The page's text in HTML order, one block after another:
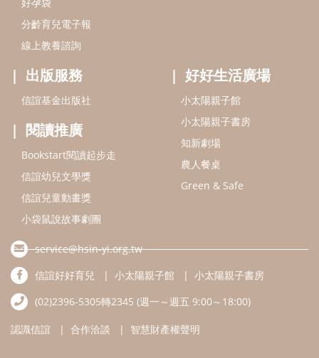
分齡育兒電子報
線上教養諮詢
出版服務
信誼基金出版社
閱讀推廣
Bookstart閱讀起步走
信誼幼兒文學獎
信誼兒童動畫獎
小袋鼠說故事劇團
好好生活廣場
小太陽親子館
小太陽親子書房
知新劇場
農人餐桌
Green & Safe
service@hsin-yi.org.tw
信誼好好育兒
小太陽親子館
小太陽親子書房
(02)2396-5305轉2345 (週一～週五 9:00～18:00)
認識信誼 合作洽談 智慧財產權聲明